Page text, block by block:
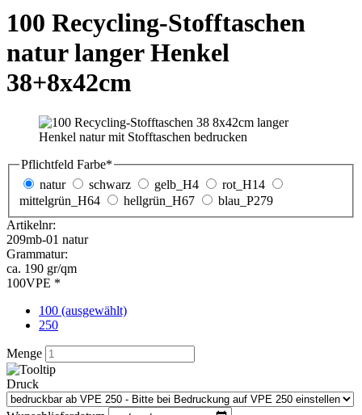
PflichtfeldFarbe *
natur
schwarz gelb_H4
rot_H14
mittelgrün_H64
Grammatur:
ca. 190 gr/qm
100 (ausgewählt)
250
Menge
Druck
Wunschlieferdatum
272,00€
zzgl. MwSt. 19 %
Preis pro Stück:
Bedruckung anfragen
kostenlose Druckvorschau